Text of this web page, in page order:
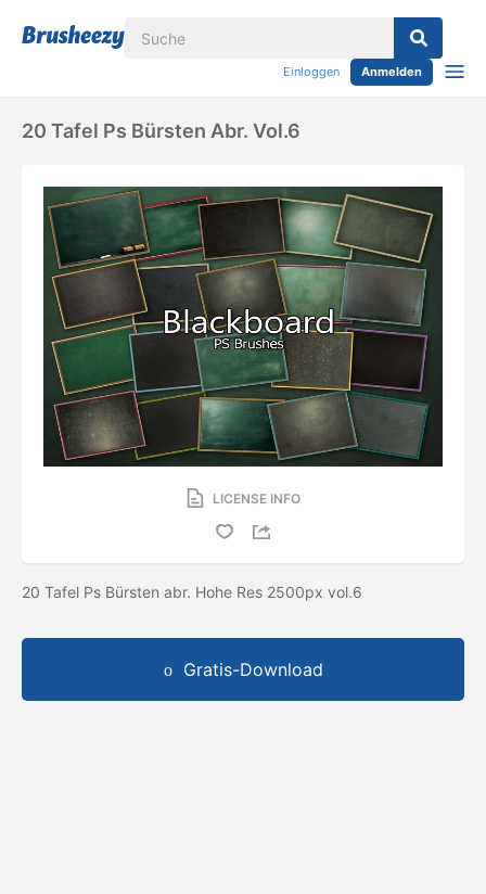
Einloggen Anmelden
20 Tafel Ps Bürsten Abr. Vol.6
LICENSE INFO
20 Tafel Ps Bürsten abr. Hohe Res 2500px vol.6
Gratis-Download